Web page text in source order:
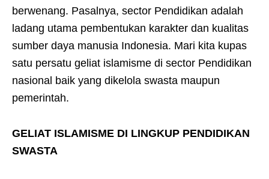
berwenang. Pasalnya, sector Pendidikan adalah
ladang utama pembentukan karakter dan kualitas
sumber daya manusia Indonesia. Mari kita kupas
satu persatu geliat islamisme di sector Pendidikan
nasional baik yang dikelola swasta maupun
pemerintah.
GELIAT ISLAMISME DI LINGKUP PENDIDIKAN
SWASTA